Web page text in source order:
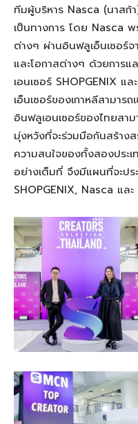
ทีมผู้บริหาร Nasca (นาสก้
เป็นทางการ โดย Nasca พ
ต่างๆ ผ่านอินฟลูเอนเซอร์จ
และโอกาสต่างๆ ด้วยการแ
เอนเซอร์ SHOPGENIX และ
เอนเซอร์ของเกาหลีสามาร
อินฟลูเอนเซอร์ของไทยสาม
มุ่งหวังที่จะร่วมมือกันสร้าง
ความสนใจของทั้งสองประเ
อย่างเต็มที่ จึงมีแผนที่จะป
SHOPGENIX, Nasca และ